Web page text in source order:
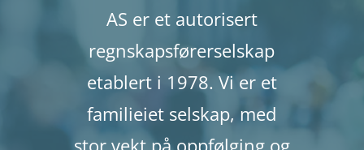
AS er et autorisert
regnskapsførerselskap
etablert i 1978. Vi er et
familieiet selskap, med
stor vekt på oppfølging og